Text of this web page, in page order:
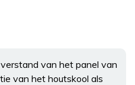
van het panel van
van het houtskool als